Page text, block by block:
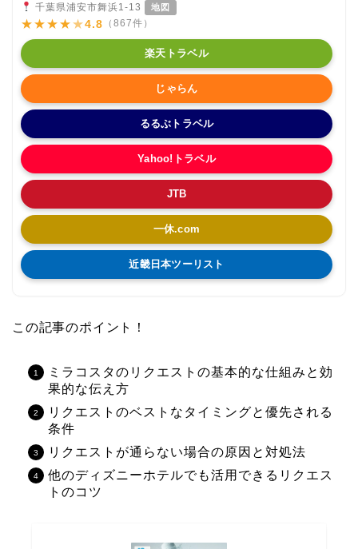
千葉県浦安市舞浜1-13 地図
★★★★★4.8 （867件）
楽天トラベル
じゃらん
るるぶトラベル
Yahoo!トラベル
JTB
一休.com
近畿日本ツーリスト
この記事のポイント！
ミラコスタのリクエストの基本的な仕組みと効
果的な伝え方
リクエストのベストなタイミングと優先される
条件
リクエストが通らない場合の原因と対処法
他のディズニーホテルでも活用できるリクエス
トのコツ